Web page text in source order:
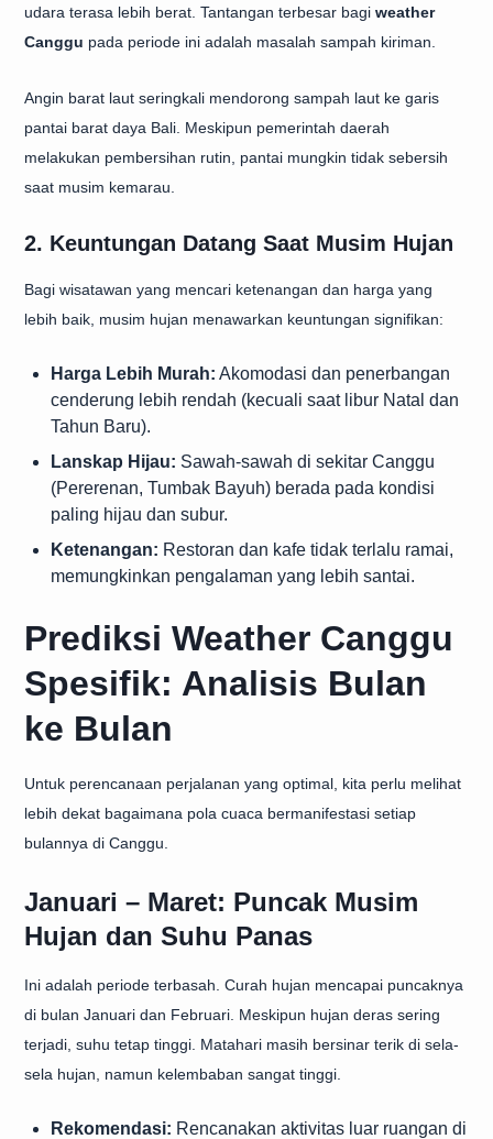
udara terasa lebih berat. Tantangan terbesar bagi weather
Canggu pada periode ini adalah masalah sampah kiriman.
Angin barat laut seringkali mendorong sampah laut ke garis
pantai barat daya Bali. Meskipun pemerintah daerah
melakukan pembersihan rutin, pantai mungkin tidak sebersih
saat musim kemarau.
2. Keuntungan Datang Saat Musim Hujan
Bagi wisatawan yang mencari ketenangan dan harga yang
lebih baik, musim hujan menawarkan keuntungan signifikan:
Harga Lebih Murah: Akomodasi dan penerbangan
cenderung lebih rendah (kecuali saat libur Natal dan
Tahun Baru).
Lanskap Hijau: Sawah-sawah di sekitar Canggu
(Pererenan, Tumbak Bayuh) berada pada kondisi
paling hijau dan subur.
Ketenangan: Restoran dan kafe tidak terlalu ramai,
memungkinkan pengalaman yang lebih santai.
Prediksi Weather Canggu
Spesifik: Analisis Bulan
ke Bulan
Untuk perencanaan perjalanan yang optimal, kita perlu melihat
lebih dekat bagaimana pola cuaca bermanifestasi setiap
bulannya di Canggu.
Januari – Maret: Puncak Musim
Hujan dan Suhu Panas
Ini adalah periode terbasah. Curah hujan mencapai puncaknya
di bulan Januari dan Februari. Meskipun hujan deras sering
terjadi, suhu tetap tinggi. Matahari masih bersinar terik di sela-
sela hujan, namun kelembaban sangat tinggi.
Rekomendasi: Rencanakan aktivitas luar ruangan di